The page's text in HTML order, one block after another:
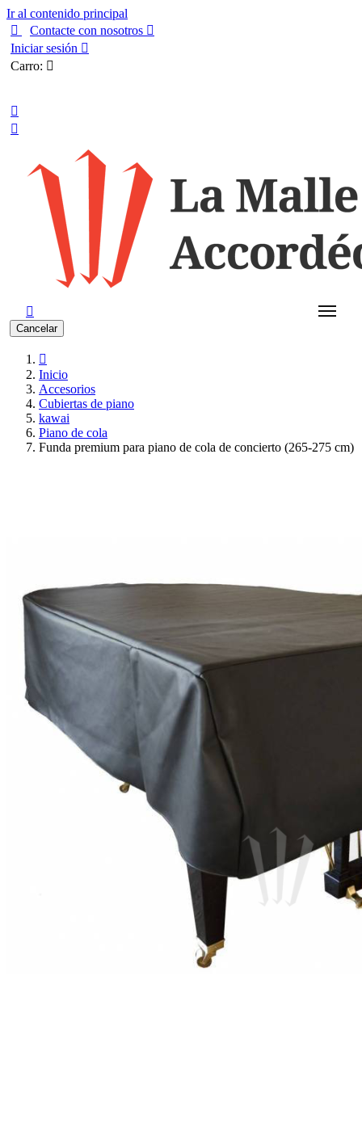
Ir al contenido principal

Contacte con nosotros 
Iniciar sesión 
Carro: 



Cancelar

Inicio
Accesorios
Cubiertas de piano
kawai
Piano de cola
Funda premium para piano de cola de concierto (265-275 cm)